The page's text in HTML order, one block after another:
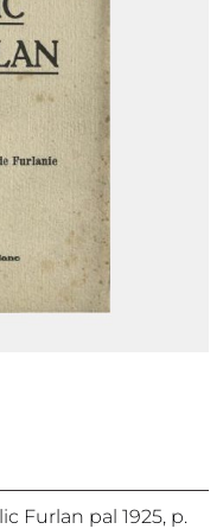
Furlan pal 1925, p.